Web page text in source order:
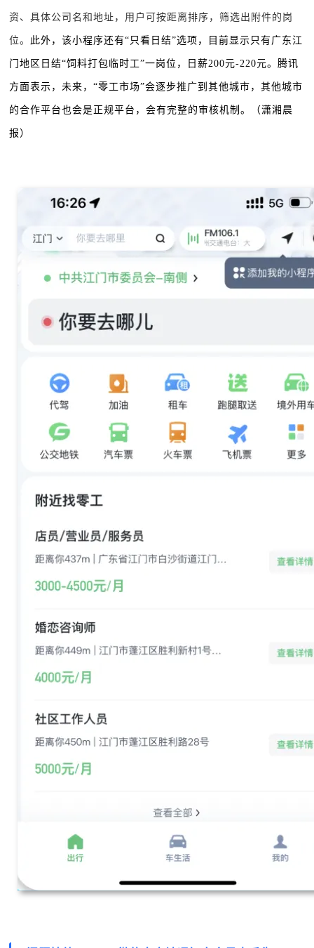
资、具体公司名和地址，用户可按距离排序，筛选出附件的岗
位。 此外，该小程序还有“只看日结”选项，目前显示只有广东江
门地区日结“饲料打包临时工”一岗位，日薪200元-220元。 腾讯
方面表示，未来，“零工市场”会逐步推广到其他城市，其他城市
的合作平台也会是正规平台，会有完整的审核机制。（潇湘晨
报）